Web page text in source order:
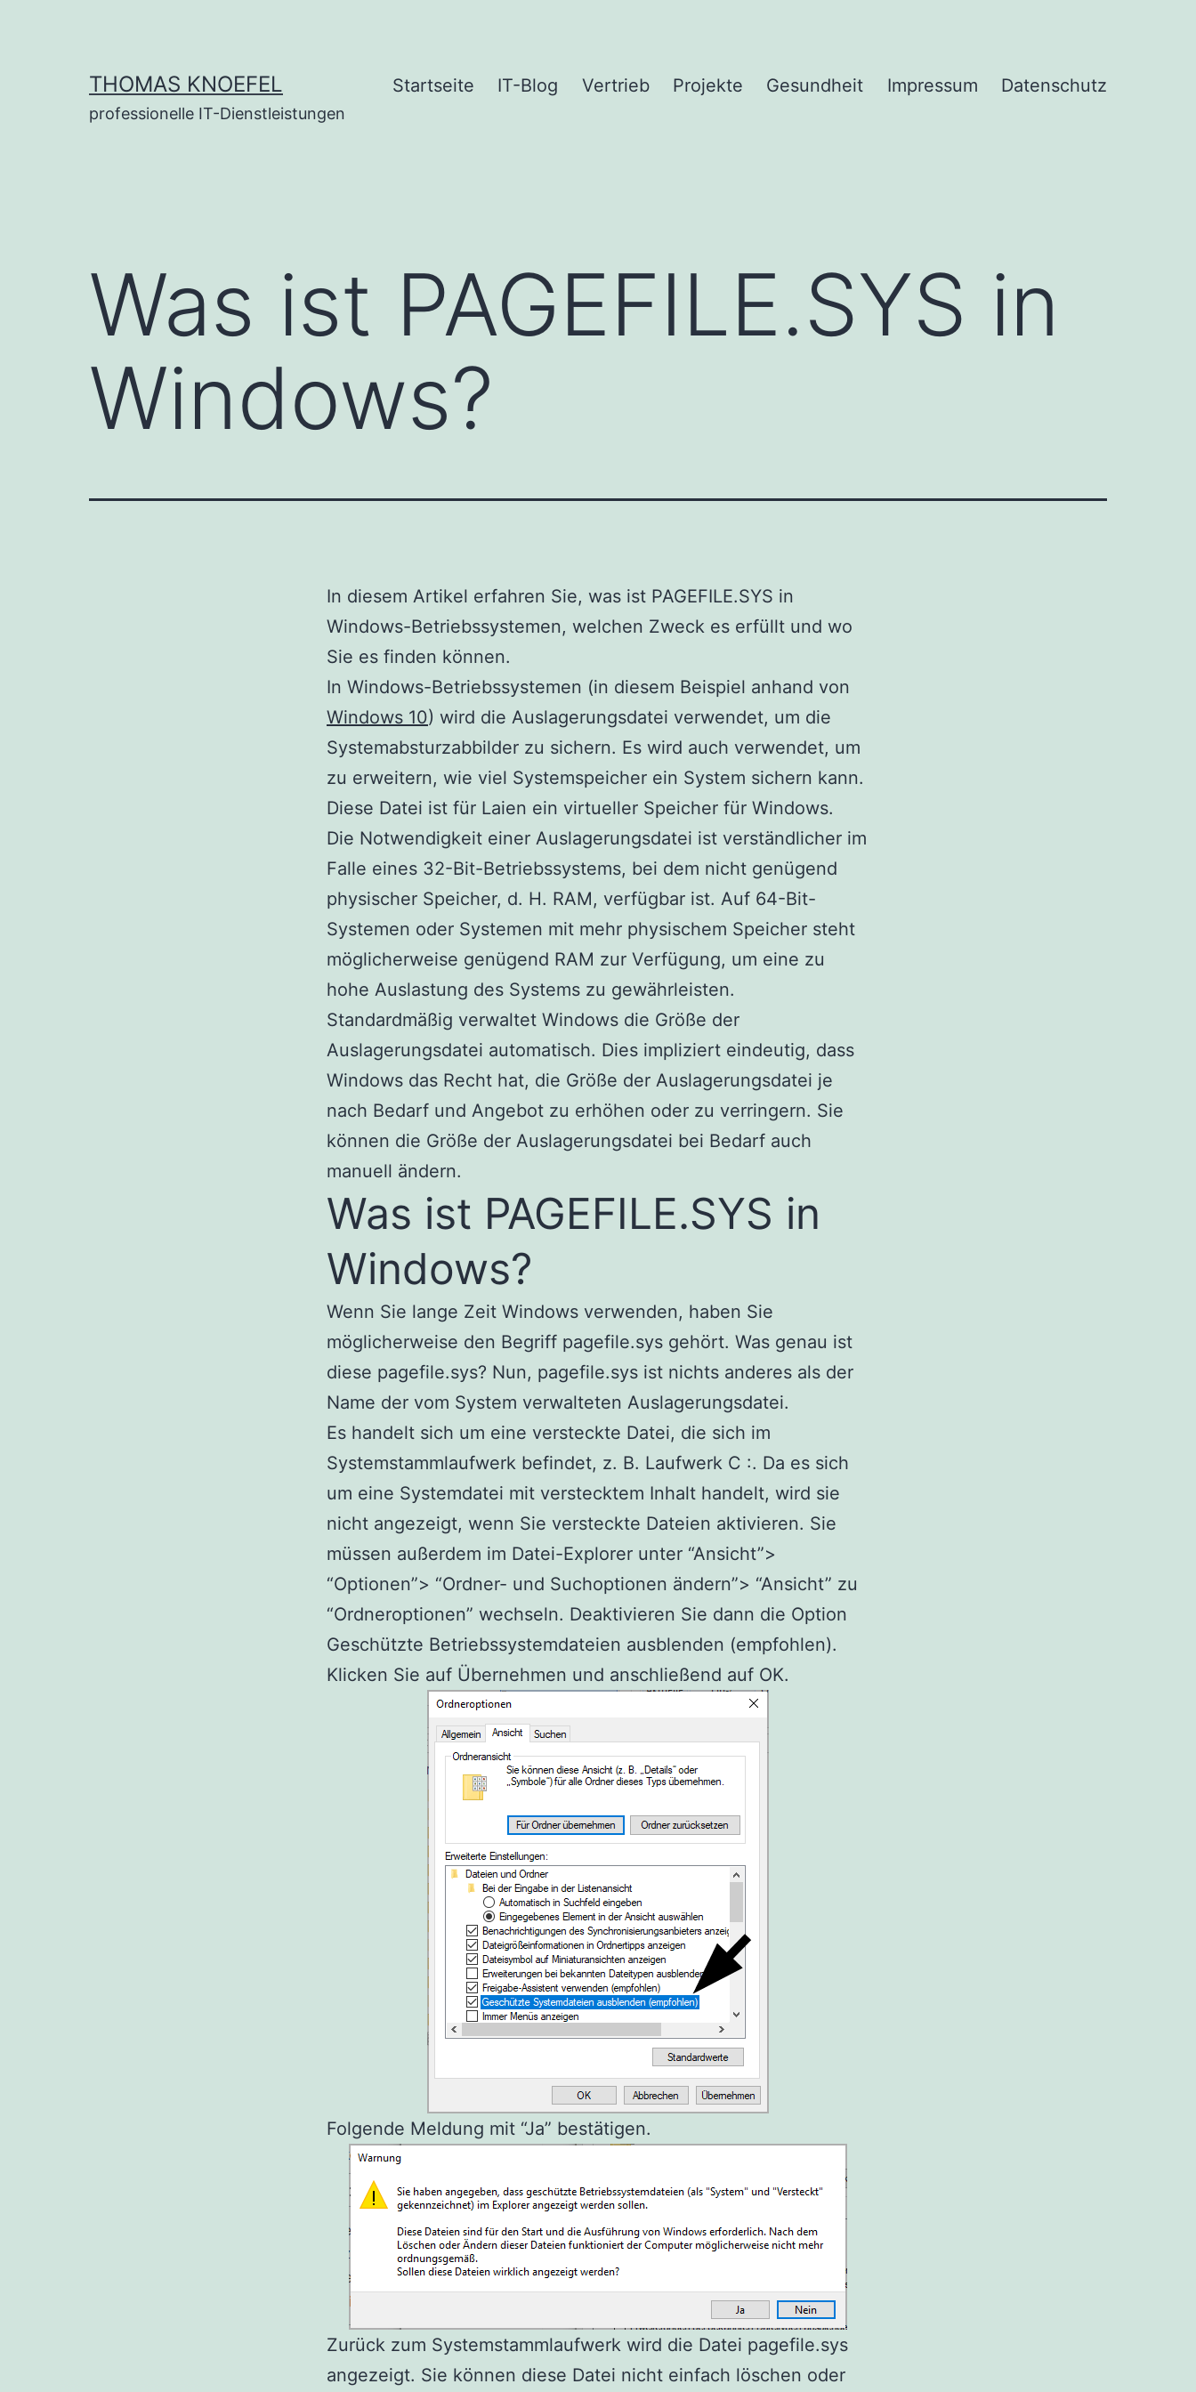
THOMAS KNOEFEL
professionelle IT-Dienstleistungen
Startseite IT-Blog Vertrieb Projekte Gesundheit Impressum Datenschutz
Was ist PAGEFILE.SYS in
Windows?
In diesem Artikel erfahren Sie, was ist PAGEFILE.SYS in
Windows-Betriebssystemen, welchen Zweck es erfüllt und wo
Sie es finden können.
In Windows-Betriebssystemen (in diesem Beispiel anhand von
Windows 10) wird die Auslagerungsdatei verwendet, um die
Systemabsturzabbilder zu sichern. Es wird auch verwendet, um
zu erweitern, wie viel Systemspeicher ein System sichern kann.
Diese Datei ist für Laien ein virtueller Speicher für Windows.
Die Notwendigkeit einer Auslagerungsdatei ist verständlicher im
Falle eines 32-Bit-Betriebssystems, bei dem nicht genügend
physischer Speicher, d. H. RAM, verfügbar ist. Auf 64-Bit-
Systemen oder Systemen mit mehr physischem Speicher steht
möglicherweise genügend RAM zur Verfügung, um eine zu
hohe Auslastung des Systems zu gewährleisten.
Standardmäßig verwaltet Windows die Größe der
Auslagerungsdatei automatisch. Dies impliziert eindeutig, dass
Windows das Recht hat, die Größe der Auslagerungsdatei je
nach Bedarf und Angebot zu erhöhen oder zu verringern. Sie
können die Größe der Auslagerungsdatei bei Bedarf auch
manuell ändern.
Was ist PAGEFILE.SYS in
Windows?
Wenn Sie lange Zeit Windows verwenden, haben Sie
möglicherweise den Begriff pagefile.sys gehört. Was genau ist
diese pagefile.sys? Nun, pagefile.sys ist nichts anderes als der
Name der vom System verwalteten Auslagerungsdatei.
Es handelt sich um eine versteckte Datei, die sich im
Systemstammlaufwerk befindet, z. B. Laufwerk C :. Da es sich
um eine Systemdatei mit verstecktem Inhalt handelt, wird sie
nicht angezeigt, wenn Sie versteckte Dateien aktivieren. Sie
müssen außerdem im Datei-Explorer unter “Ansicht”>
“Optionen”> “Ordner- und Suchoptionen ändern”> “Ansicht” zu
“Ordneroptionen” wechseln. Deaktivieren Sie dann die Option
Geschützte Betriebssystemdateien ausblenden (empfohlen).
Klicken Sie auf Übernehmen und anschließend auf OK.
Folgende Meldung mit “Ja” bestätigen.
Zurück zum Systemstammlaufwerk wird die Datei pagefile.sys
angezeigt. Sie können diese Datei nicht einfach löschen oder